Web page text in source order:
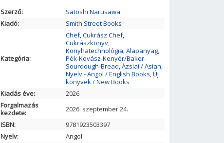
Szerző:
Satoshi Narusawa
Kiadó:
Smith Street Books
Kategória:
Chef,Cukrász Chef,
Cukrászkönyv,
Konyhatechnológia,Alapanyag,
Pék-Kovász-Kenyér/Baker-
Sourdough-Bread,Ázsiai / Asian,
Nyelv - Angol / English Books,Új
könyvek / New Books
Kiadás éve:
2026
Forgalmazás
kezdete:
2026. szeptember 24.
ISBN:
9781923503397
Nyelv:
Angol